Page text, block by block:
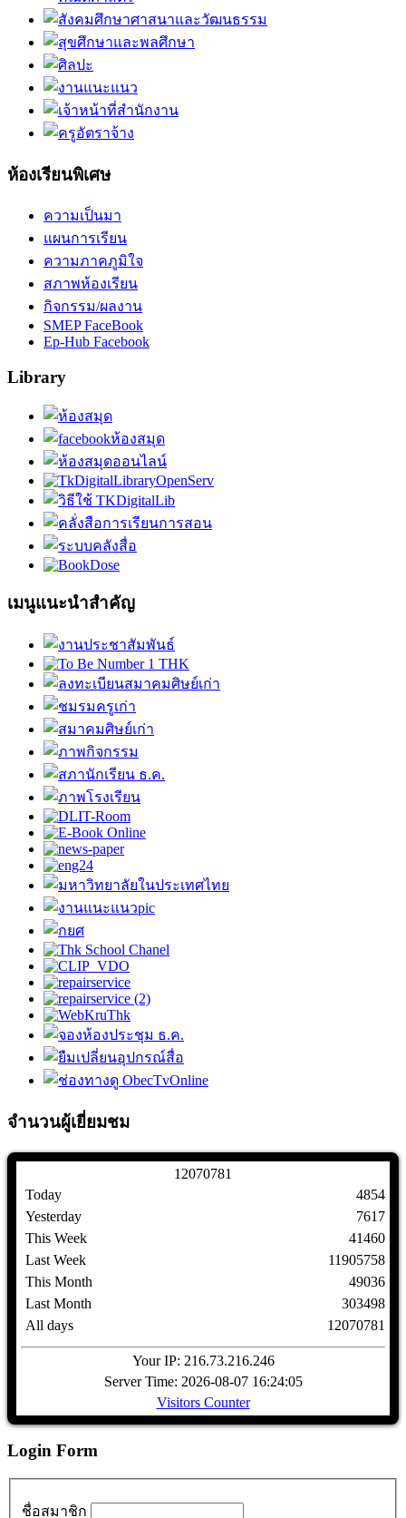
ห้องเรียนพิเศษ
ความเป็นมา
แผนการเรียน
ความภาคภูมิใจ
สภาพห้องเรียน
กิจกรรม/ผลงาน
SMEP FaceBook
Ep-Hub Facebook
Library
เมนูแนะนำสำคัญ
จำนวนผู้เยี่ยมชม
1 2070781
Today
Yesterday
This Week
Last Week
This Month
Last Month
All days
4854
7617
41460
11905758
49036
303498
12070781
Your IP: 216.73.216.246
Server Time: 2026-08-07 16:24:05
Visitors Counter
Login Form
ชื่อสมาชิก